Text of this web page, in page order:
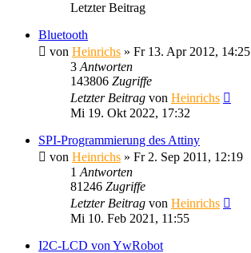
Letzter Beitrag
Bluetooth
von Heinrichs » Fr 13. Apr 2012, 14:25
3 Antworten
143806 Zugriffe
Letzter Beitrag von Heinrichs
Mi 19. Okt 2022, 17:32
SPI-Programmierung des Attiny
von Heinrichs » Fr 2. Sep 2011, 12:19
1 Antworten
81246 Zugriffe
Letzter Beitrag von Heinrichs
Mi 10. Feb 2021, 11:55
I2C-LCD von YwRobot